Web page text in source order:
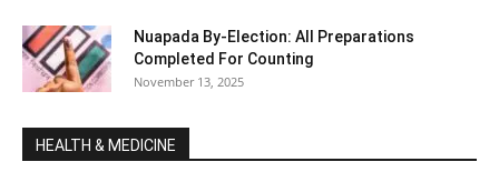
Nuapada By-Election: All Preparations
Completed For Counting
November 13, 2025
HEALTH & MEDICINE